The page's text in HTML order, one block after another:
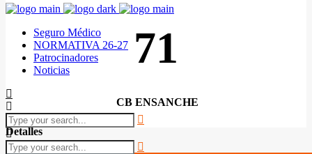
Seguro Médico
NORMATIVA 26-27
Patrocinadores
Noticias
71
CB ENSANCHE
Detalles